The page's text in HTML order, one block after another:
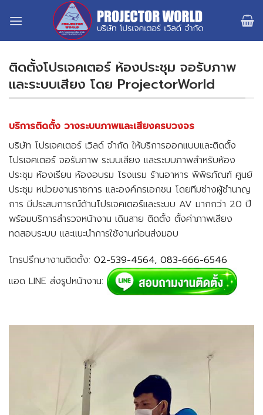
ติดตั้งโปรเจคเตอร์ ห้องประชุม จอรับภาพ
และระบบเสียง โดย ProjectorWorld
บริการติดตั้ง วางระบบภาพและเสียงครบวงจร
บริษัท โปรเจคเตอร์ เวิลด์ จำกัด ให้บริการออกแบบและติดตั้ง
โปรเจคเตอร์ จอรับภาพ ระบบเสียง และระบบภาพสำหรับห้อง
ประชุม ห้องเรียน ห้องอบรม โรงแรม ร้านอาหาร พิพิธภัณฑ์ ศูนย์
ประชุม หน่วยงานราชการ และองค์กรเอกชน โดยทีมช่างผู้ชำนาญ
การ มีประสบการณ์ด้านโปรเจคเตอร์และระบบ AV มากกว่า 20 ปี
พร้อมบริการสำรวจหน้างาน เดินสาย ติดตั้ง ตั้งค่าภาพเสียง
ทดสอบระบบ และแนะนำการใช้งานก่อนส่งมอบ
โทรปรึกษางานติดตั้ง: 02-539-4564, 083-666-6546
แอด LINE ส่งรูปหน้างาน: